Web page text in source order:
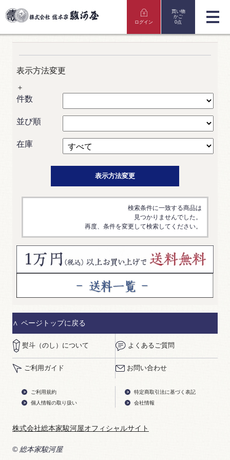
ログイン
買い物
かご
0点
表示方法変更
＋
件数
並び順
在庫
表示方法変更
検索条件に一致する商品は
見つかりませんでした。
再度、条件を変更して検索してください。
ページトップに戻る
熨斗（のし）について よくあるご質問
ご利用ガイド お問い合わせ
ご利用規約
特定商取引法に基づく表記
個人情報の取り扱い
会社情報
株式会社総本家駿河屋オフィシャルサイト
© 総本家駿河屋